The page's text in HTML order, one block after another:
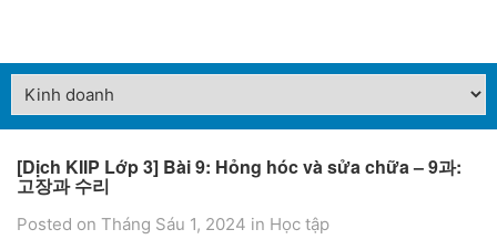
[Dịch KIIP Lớp 3] Bài 9: Hỏng hóc và sửa chữa – 9과:
고장과 수리
Posted on Tháng Sáu 1, 2024 in Học tập